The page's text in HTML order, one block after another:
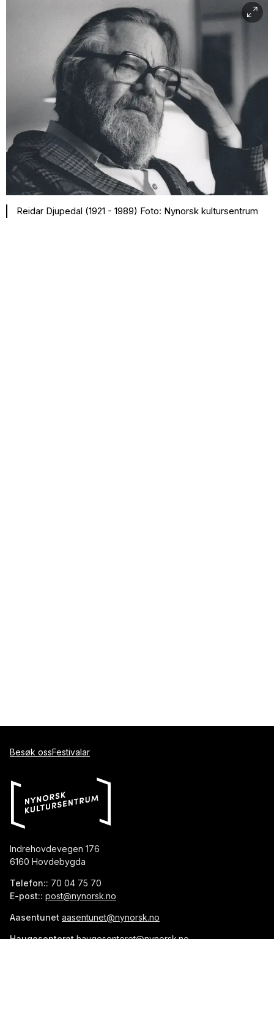
Reidar Djupedal (1921 - 1989) Foto: Nynorsk kultursentrum
Besøk ossFestivalar
Indrehovdevegen 176
6160 Hovdebygda
Telefon:: 70 04 75 70
E-post:: post@nynorsk.no
Aasentunet aasentunet@nynorsk.no
Haugesenteret haugesenteret@nynorsk.no